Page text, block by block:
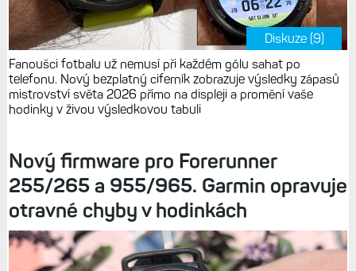
Diskuze (9)
Fanoušci fotbalu už nemusí při každém gólu sahat po
telefonu. Nový bezplatný ciferník zobrazuje výsledky zápasů
mistrovství světa 2026 přímo na displeji a promění vaše
hodinky v živou výsledkovou tabuli
Nový firmware pro Forerunner
255/265 a 955/965. Garmin opravuje
otravné chyby v hodinkách